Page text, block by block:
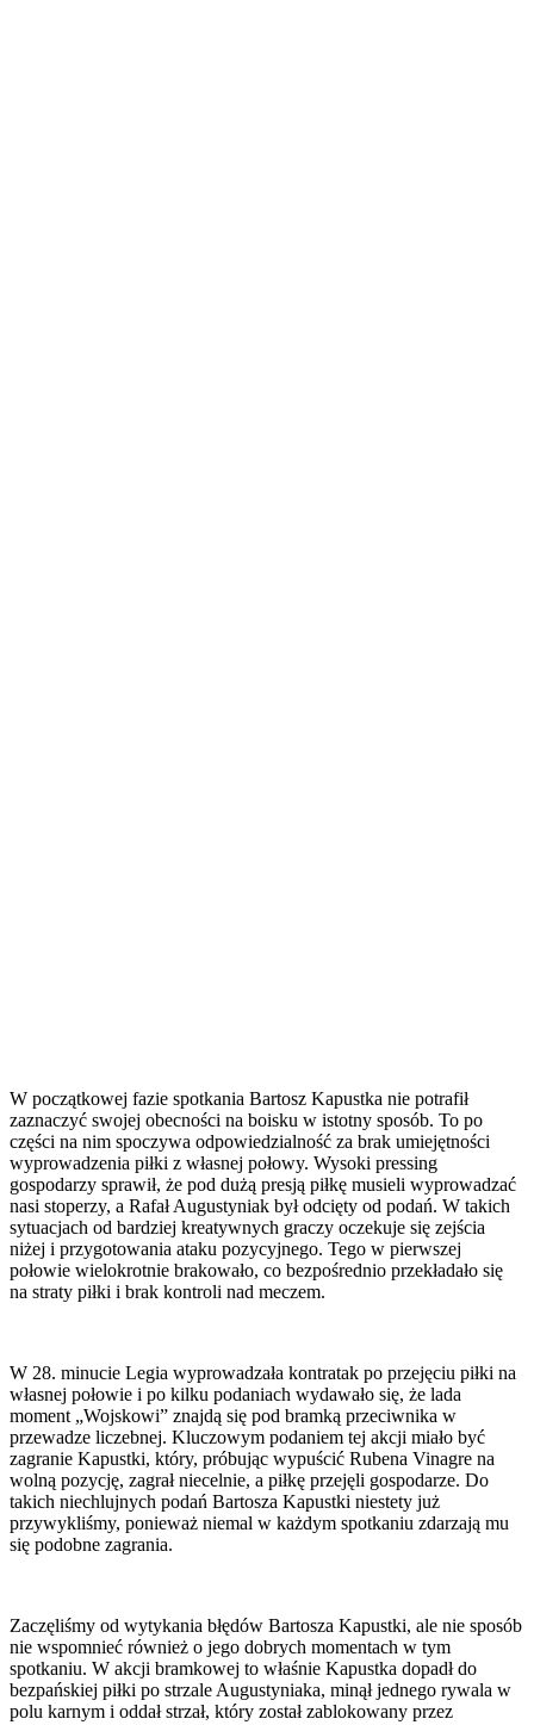
W początkowej fazie spotkania Bartosz Kapustka nie potrafił
zaznaczyć swojej obecności na boisku w istotny sposób. To po
części na nim spoczywa odpowiedzialność za brak umiejętności
wyprowadzenia piłki z własnej połowy. Wysoki pressing
gospodarzy sprawił, że pod dużą presją piłkę musieli wyprowadzać
nasi stoperzy, a Rafał Augustyniak był odcięty od podań. W takich
sytuacjach od bardziej kreatywnych graczy oczekuje się zejścia
niżej i przygotowania ataku pozycyjnego. Tego w pierwszej
połowie wielokrotnie brakowało, co bezpośrednio przekładało się
na straty piłki i brak kontroli nad meczem.
W 28. minucie Legia wyprowadzała kontratak po przejęciu piłki na
własnej połowie i po kilku podaniach wydawało się, że lada
moment „Wojskowi” znajdą się pod bramką przeciwnika w
przewadze liczebnej. Kluczowym podaniem tej akcji miało być
zagranie Kapustki, który, próbując wypuścić Rubena Vinagre na
wolną pozycję, zagrał niecelnie, a piłkę przejęli gospodarze. Do
takich niechlujnych podań Bartosza Kapustki niestety już
przywykliśmy, ponieważ niemal w każdym spotkaniu zdarzają mu
się podobne zagrania.
Zaczęliśmy od wytykania błędów Bartosza Kapustki, ale nie sposób
nie wspomnieć również o jego dobrych momentach w tym
spotkaniu. W akcji bramkowej to właśnie Kapustka dopadł do
bezpańskiej piłki po strzale Augustyniaka, minął jednego rywala w
polu karnym i oddał strzał, który został zablokowany przez